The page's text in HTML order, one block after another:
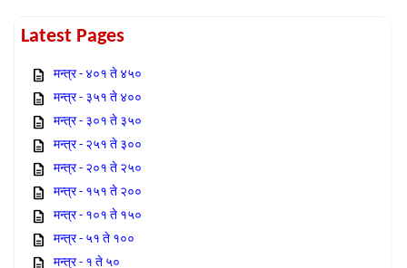
Latest Pages
मन्त्र - ४०१ ते ४५०
मन्त्र - ३५१ ते ४००
मन्त्र - ३०१ ते ३५०
मन्त्र - २५१ ते ३००
मन्त्र - २०१ ते २५०
मन्त्र - १५१ ते २००
मन्त्र - १०१ ते १५०
मन्त्र - ५१ ते १००
मन्त्र - १ ते ५०